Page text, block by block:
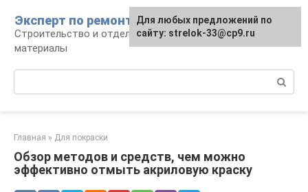
контенту
Эксперт по ремонту
Строительство и отделка: работы и
материалы
Главная » Для покраски
Обзор методов и средств, чем можно
эффективно отмыть акриловую краску
Для любых предложений по
сайту: strelok-33@cp9.ru
Для любых предложений по
сайту: strelok-33@cp9.ru